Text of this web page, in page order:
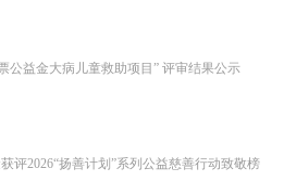
公益金大病儿童救助项目” 评审结果公示
评2026“扬善计划”系列公益慈善行动致敬榜